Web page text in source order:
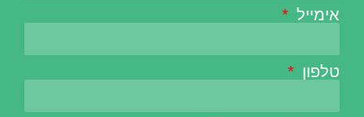
אימייל
טלפון